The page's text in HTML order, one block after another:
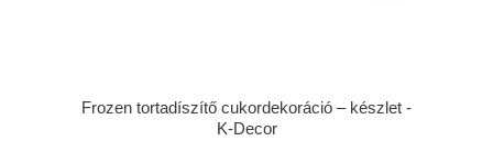
Frozen tortadíszítő cukordekoráció – készlet -
K-Decor